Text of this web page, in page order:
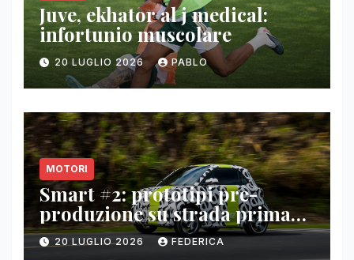
Juve, ekhator al j medical:
infortunio muscolare
20 LUGLIO 2026 PABLO
MOTORI
Smart #2: prototipi pre-
produzione su strada prima
del paris motor show 2026
20 LUGLIO 2026 FEDERICA